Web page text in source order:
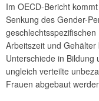
Im OECD-Bericht
Senkung des Gender-
Arbeitszeit und
Unterschiede in
ungleich verteilte
Frauen abgebaut